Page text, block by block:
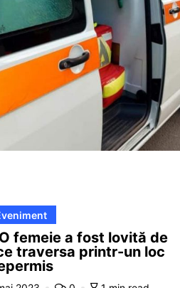
femeie a fost lovită de
traversa printr-un loc